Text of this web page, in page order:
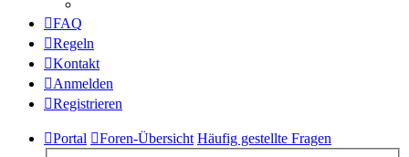
FAQ
Regeln
Kontakt
Anmelden
Registrieren
Portal Foren-Übersicht Häufig gestellte Fragen